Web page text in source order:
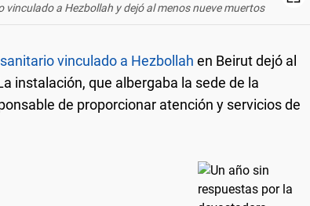
a Hezbollah y dejó al menos nueve muertos
vinculado a Hezbollah en Beirut dejó al
instalación, que albergaba la sede de la
de proporcionar atención y servicios de